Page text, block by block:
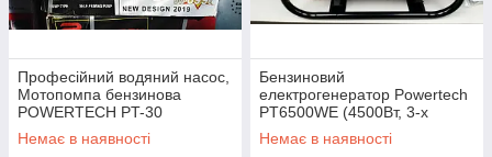
Професійний водяний насос,
Мотопомпа бензинова
POWERTECH PT-30
(GB/1067/6373/17)
Немає в наявності
Бензиновий
електрогенератор Powertech
PT6500WE (4500Вт, 3-х
фазний, до 1,5 Кв, з
електростартером,
Немає в наявності